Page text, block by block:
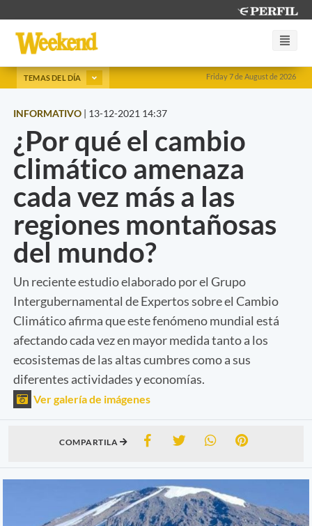
Friday 7 de August de 2026
TEMAS DEL DÍA
INFORMATIVO | 13-12-2021 14:37
¿Por qué el cambio
climático amenaza
cada vez más a las
regiones montañosas
del mundo?
Un reciente estudio elaborado por el Grupo
Intergubernamental de Expertos sobre el Cambio
Climático afirma que este fenómeno mundial está
afectando cada vez en mayor medida tanto a los
ecosistemas de las altas cumbres como a sus
diferentes actividades y economías.
Ver galería de imágenes
COMPARTILA